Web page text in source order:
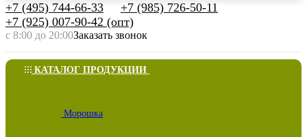
+7 (495) 744-66-33
+7 (985) 726-50-11
+7 (925) 007-90-42 (опт)
с 8:00 до 20:00Заказать звонок
КАТАЛОГ ПРОДУКЦИИ
Морошка